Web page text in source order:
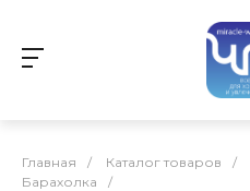
Главная / Каталог товаров /
Барахолка
/